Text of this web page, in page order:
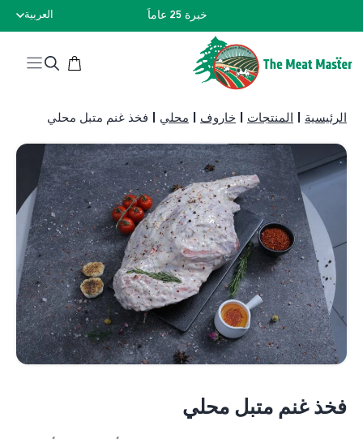
خبرة 25 عاماً العربية
الرئيسية المنتجات خاروف محلي فخذ غنم متبل محلي
فخذ غنم متبل محلي